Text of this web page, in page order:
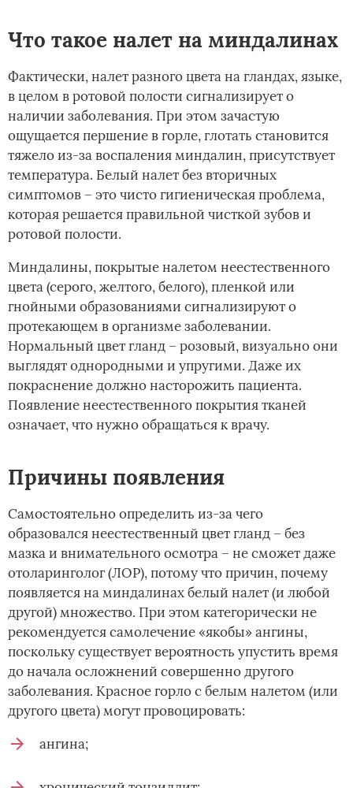
Что такое налет на миндалинах
Фактически, налет разного цвета на гландах, языке,
в целом в ротовой полости сигнализирует о
наличии заболевания. При этом зачастую
ощущается першение в горле, глотать становится
тяжело из-за воспаления миндалин, присутствует
температура. Белый налет без вторичных
симптомов – это чисто гигиеническая проблема,
которая решается правильной чисткой зубов и
ротовой полости.
Миндалины, покрытые налетом неестественного
цвета (серого, желтого, белого), пленкой или
гнойными образованиями сигнализируют о
протекающем в организме заболевании.
Нормальный цвет гланд – розовый, визуально они
выглядят однородными и упругими. Даже их
покраснение должно насторожить пациента.
Появление неестественного покрытия тканей
означает, что нужно обращаться к врачу.
Причины появления
Самостоятельно определить из-за чего
образовался неестественный цвет гланд – без
мазка и внимательного осмотра – не сможет даже
отоларинголог (ЛОР), потому что причин, почему
появляется на миндалинах белый налет (и любой
другой) множество. При этом категорически не
рекомендуется самолечение «якобы» ангины,
поскольку существует вероятность упустить время
до начала осложнений совершенно другого
заболевания. Красное горло с белым налетом (или
другого цвета) могут провоцировать:
ангина;